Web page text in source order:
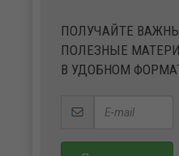
ПОЛУЧАЙТЕ
ПОЛЕЗНЫЕ
В УДОБНОМ